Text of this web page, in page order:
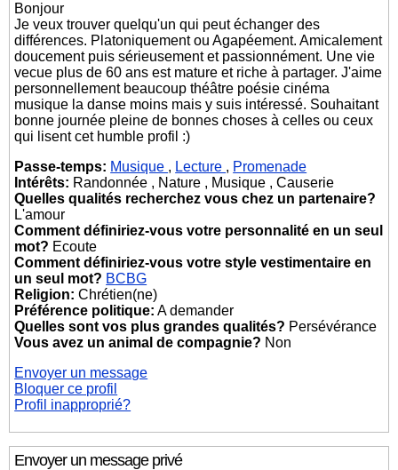
Bonjour
Je veux trouver quelqu'un qui peut échanger des
différences. Platoniquement ou Agapéement. Amicalement
doucement puis sérieusement et passionnément. Une vie
vecue plus de 60 ans est mature et riche à partager. J'aime
personnellement beaucoup théâtre poésie cinéma
musique la danse moins mais y suis intéressé. Souhaitant
bonne journée pleine de bonnes choses à celles ou ceux
qui lisent cet humble profil :)
Passe-temps: Musique , Lecture , Promenade
Intérêts: Randonnée , Nature , Musique , Causerie
Quelles qualités recherchez vous chez un partenaire?
L'amour
Comment définiriez-vous votre personnalité en un seul
mot? Ecoute
Comment définiriez-vous votre style vestimentaire en
un seul mot? BCBG
Religion: Chrétien(ne)
Préférence politique: A demander
Quelles sont vos plus grandes qualités? Persévérance
Vous avez un animal de compagnie? Non
Envoyer un message
Bloquer ce profil
Profil inapproprié?
Envoyer un message privé